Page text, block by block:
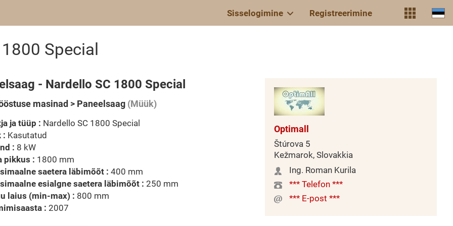
Sisselogimine Registreerimine
Special
- Nardello SC 1800 Special
masinad > Paneelsaag (Müük)
ja tüüp : Nardello SC 1800 Special
: Kasutatud
: 8 kW
pikkus : 1800 mm
saetera läbimõõt : 400 mm
esialgne saetera läbimõõt : 250 mm
laius (min-max) : 800 mm
: 2007
Optimall
Štúrova 5
Kežmarok, Slovakkia
Ing. Roman Kurila
*** Telefon ***
*** E-post ***